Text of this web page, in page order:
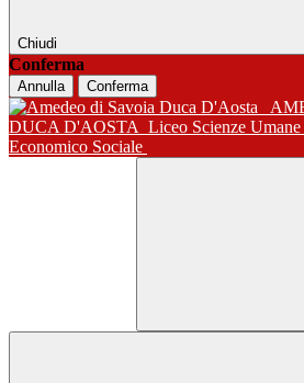
Chiudi
Conferma
Annulla Conferma
DUCA D'AOSTA Liceo Scienze
Economico Sociale